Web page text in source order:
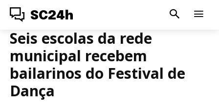
SC24h
Seis escolas da rede
municipal recebem
bailarinos do Festival de
Dança